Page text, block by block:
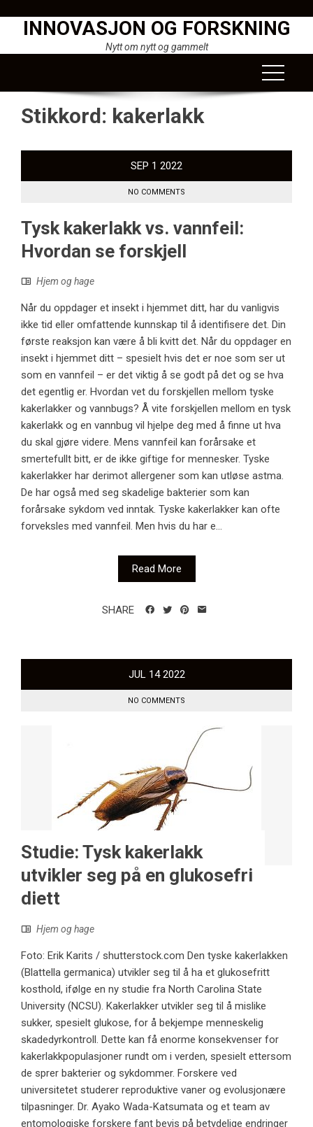
INNOVASJON OG FORSKNING
Nytt om nytt og gammelt
Stikkord: kakerlakk
SEP 1 2022
NO COMMENTS
Tysk kakerlakk vs. vannfeil:
Hvordan se forskjell
Hjem og hage
Når du oppdager et insekt i hjemmet ditt, har du vanligvis
ikke tid eller omfattende kunnskap til å identifisere det. Din
første reaksjon kan være å bli kvitt det. Når du oppdager en
insekt i hjemmet ditt – spesielt hvis det er noe som ser ut
som en vannfeil – er det viktig å se godt på det og se hva
det egentlig er. Hvordan vet du forskjellen mellom tyske
kakerlakker og vannbugs? Å vite forskjellen mellom en tysk
kakerlakk og en vannbug vil hjelpe deg med å finne ut hva
du skal gjøre videre. Mens vannfeil kan forårsake et
smertefullt bitt, er de ikke giftige for mennesker. Tyske
kakerlakker har derimot allergener som kan utløse astma.
De har også med seg skadelige bakterier som kan
forårsake sykdom ved inntak. Tyske kakerlakker kan ofte
forveksles med vannfeil. Men hvis du har e...
Read More
SHARE
JUL 14 2022
NO COMMENTS
Studie: Tysk kakerlakk
utvikler seg på en glukosefri
diett
Hjem og hage
Foto: Erik Karits / shutterstock.com Den tyske kakerlakken
(Blattella germanica) utvikler seg til å ha et glukosefritt
kosthold, ifølge en ny studie fra North Carolina State
University (NCSU). Kakerlakker utvikler seg til å mislike
sukker, spesielt glukose, for å bekjempe menneskelig
skadedyrkontroll. Dette kan få enorme konsekvenser for
kakerlakkpopulasjoner rundt om i verden, spesielt ettersom
de sprer bakterier og sykdommer. Forskere ved
universitetet studerer reproduktive vaner og evolusjonære
tilpasninger. Dr. Ayako Wada-Katsumata og et team av
entomologiske forskere fant bevis på betydelige endringer